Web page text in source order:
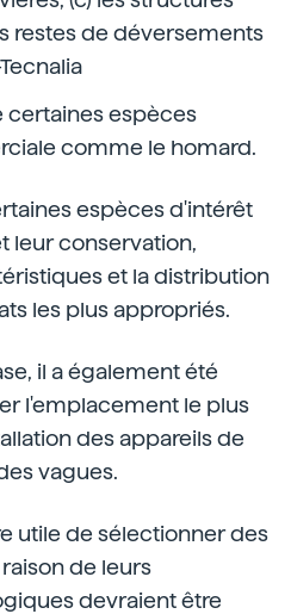
restes de déversements
certaines espèces
comme le homard.
espèces d'intérêt
leur conservation,
et la distribution
les plus appropriés.
il a également été
l'emplacement le plus
des appareils de
vagues.
utile de sélectionner des
de leurs
devraient être